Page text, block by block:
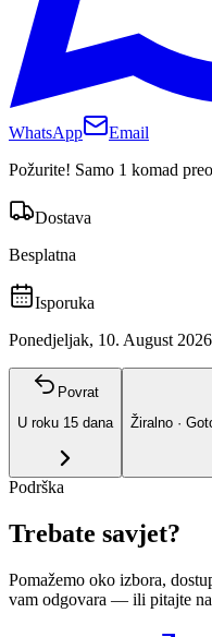
WhatsApp
Email
Požurite! Samo 1 komad
Dostava
Besplatna
Isporuka
Ponedjeljak, 10. August
Povrat
U roku 15 dana
Žiralno ·
Podrška
Trebate savjet?
Pomažemo oko izbora,
vam odgovara — ili pitajte